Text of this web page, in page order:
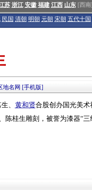
苏 浙江 安徽 福建 江西 山东[西南]
民国 清朝 明朝 元朝 宋朝 五代十国
地名网 [手机版]
、 黄和贤合股创办国光美术
陈桂生雕刻，被誉为漆器“三